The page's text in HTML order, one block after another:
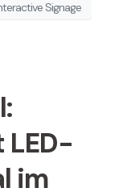
Signage
LED-
im